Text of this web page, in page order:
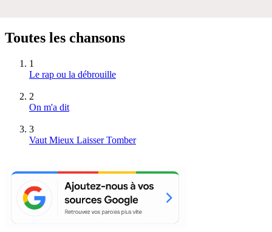
Toutes les chansons
1
Le rap ou la débrouille
2
On m'a dit
3
Vaut Mieux Laisser Tomber